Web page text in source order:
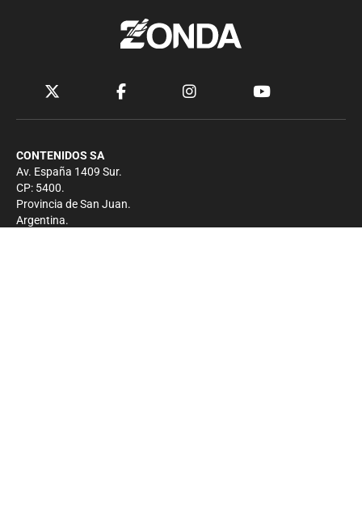
CONTENIDOS SA
Av. España 1409 Sur.
CP: 5400.
Provincia de San Juan.
Argentina.